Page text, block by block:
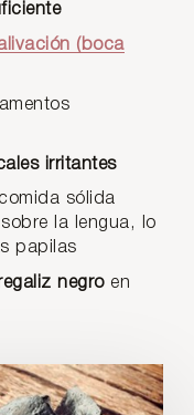
(boca
irritantes
sólida
la lengua, lo
papilas
negro en